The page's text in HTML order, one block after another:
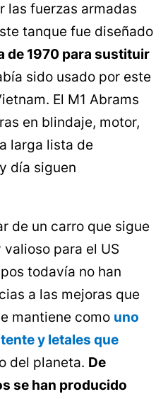
las fuerzas armadas
tanque fue diseñado
de 1970 para sustituir
sido usado por este
El M1 Abrams
en blindaje, motor,
larga lista de
día siguen
de un carro que sigue
para el US
todavía no han
a las mejoras que
mantiene como uno
y letales que
del planeta. De
se han producido